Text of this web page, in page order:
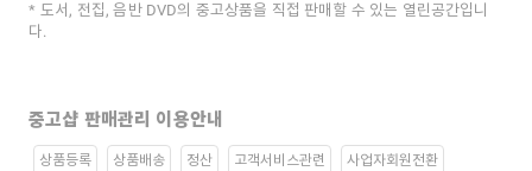
도서, 전집, 음반 DVD의 중고상품을 직접 판매할 수 있는 열린공간입니
다.
중고샵 판매관리 이용안내
상품등록 상품배송 정산 고객서비스관련 사업자회원전환